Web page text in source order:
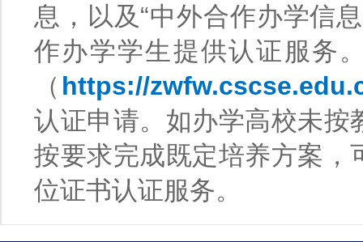
息，以及“中外合作办学信
作办学学生提供认证服务
（ https://
认证申请。如办学高校未按
按要求完成既定培养方案，
位证书认证服务。